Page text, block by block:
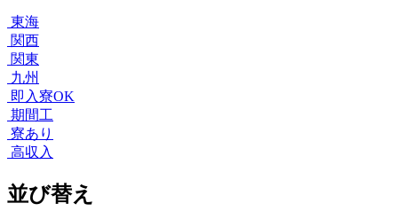
東海
関西
関東
九州
即入寮OK
期間工
寮あり
高収入
並び替え